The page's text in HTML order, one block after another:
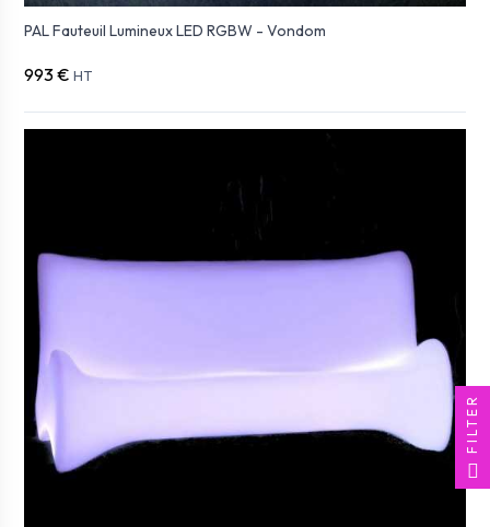
PAL Fauteuil Lumineux LED RGBW - Vondom
993 € HT
FILTER